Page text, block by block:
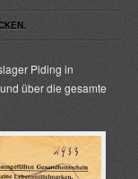
Piding in
über die gesamte